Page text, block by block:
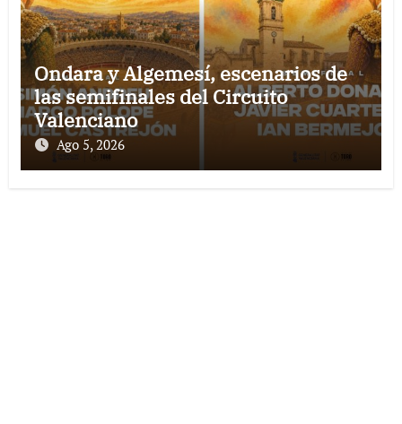
Ondara y Algemesí, escenarios de
las semifinales del Circuito
Valenciano
Ago 5, 2026